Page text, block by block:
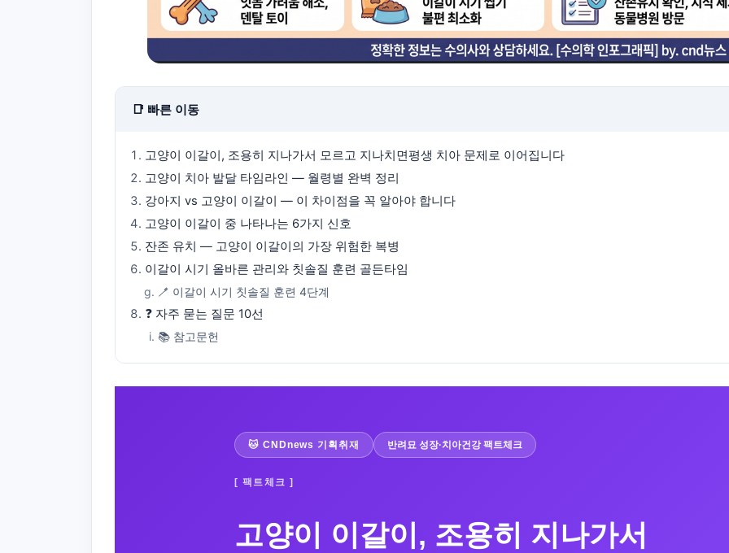
📑 빠른 이동
고양이 이갈이, 조용히 지나가서 모르고 지나치면평생 치아 문제로 이어집니다
고양이 치아 발달 타임라인 — 월령별 완벽 정리
강아지 vs 고양이 이갈이 — 이 차이점을 꼭 알아야 합니다
고양이 이갈이 중 나타나는 6가지 신호
잔존 유치 — 고양이 이갈이의 가장 위험한 복병
이갈이 시기 올바른 관리와 칫솔질 훈련 골든타임
🪥 이갈이 시기 칫솔질 훈련 4단계
❓ 자주 묻는 질문 10선
📚 참고문헌
🐱 CNDnews 기획취재 반려묘 성장·치아건강 팩트체크
[ 팩트체크 ]
고양이 이갈이, 조용히 지나가서